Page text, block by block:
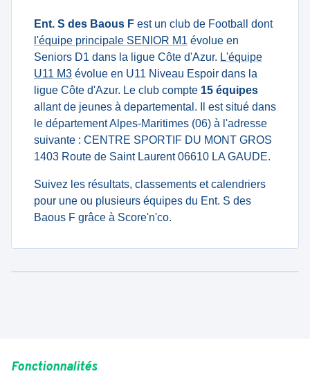
Ent. S des Baous F est un club de Football dont
l'équipe principale SENIOR M1 évolue en
Seniors D1 dans la ligue Côte d'Azur. L'équipe
U11 M3 évolue en U11 Niveau Espoir dans la
ligue Côte d'Azur. Le club compte 15 équipes
allant de jeunes à departemental. Il est situé dans
le département Alpes-Maritimes (06) à l'adresse
suivante : CENTRE SPORTIF DU MONT GROS
1403 Route de Saint Laurent 06610 LA GAUDE.
Suivez les résultats, classements et calendriers
pour une ou plusieurs équipes du Ent. S des
Baous F grâce à Score'n'co.
Fonctionnalités